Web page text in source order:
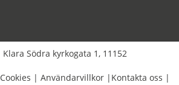
Klara Södra kyrkogata 1 , 11152
Cookies | Användarvillkor | Kontakta oss |